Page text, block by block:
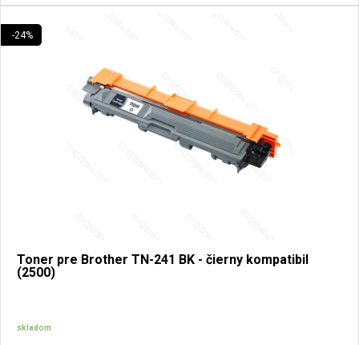
-24%
Toner pre Brother TN-241 BK - čierny kompatibil
(2500)
skladom